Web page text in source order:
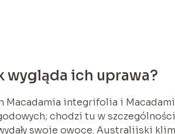
wygląda ich uprawa?
Macadamia integrifolia i
chodzi tu w
swoje owoce. Australijski